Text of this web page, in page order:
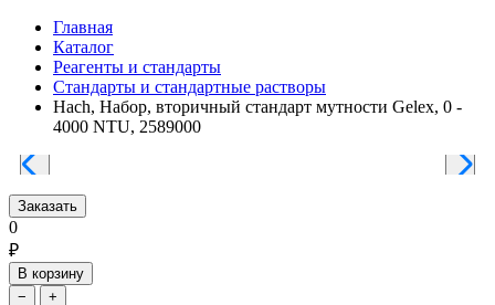
Главная
Каталог
Реагенты и стандарты
Стандарты и стандартные растворы
Hach, Набор, вторичный стандарт мутности Gelex, 0 -
4000 NTU, 2589000
Заказать
0
₽
В корзину
−
+